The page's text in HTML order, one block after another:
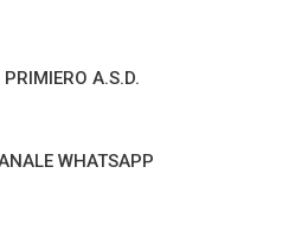
A.S.D.
WHATSAPP